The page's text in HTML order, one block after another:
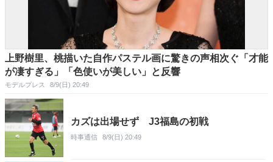
上野樹里、桃描いた自作パステル画に驚きの声相次ぐ「才能
が凄すぎる」「色使いが美しい」と反響
モデルプレス 8/9(日) 20:49
カズは出場せず J3福島の初戦
時事通信 8/9(日) 20:49